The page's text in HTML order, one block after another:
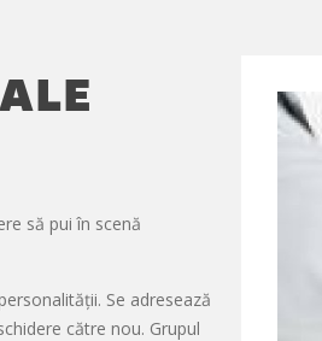
să pui în scenă
Se adresează
către nou. Grupul